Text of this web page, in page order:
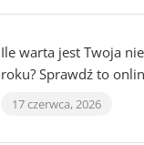
Ile warta jest Twoja
roku? Sprawdź to
17 czerwca, 2026